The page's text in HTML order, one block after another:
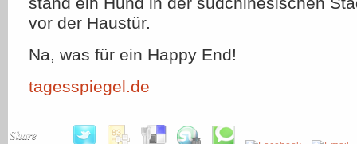
vor der Haustür.
Na, was für ein Happy End!
tagesspiegel.de
Share